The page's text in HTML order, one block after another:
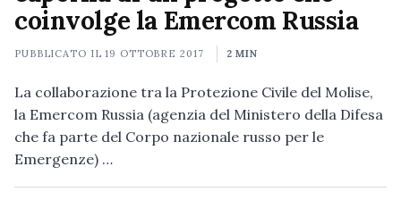
coinvolge la Emercom Russia
PUBBLICATO IL19 OTTOBRE 2017 2 MIN
La collaborazione tra la Protezione Civile del Molise,
la Emercom Russia (agenzia del Ministero della Difesa
che fa parte del Corpo nazionale russo per le
Emergenze) …